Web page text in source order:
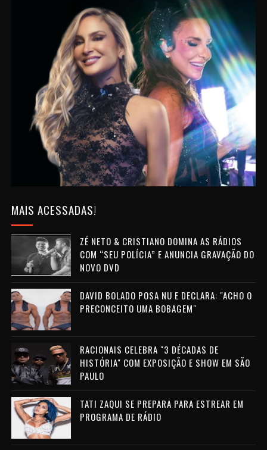
MAIS ACESSADAS!
ZÉ NETO & CRISTIANO DOMINA AS RÁDIOS
COM “SEU POLÍCIA” E ANUNCIA GRAVAÇÃO DO
NOVO DVD
DAVID BOLADO POSA NU E DECLARA: "ACHO O
PRECONCEITO UMA BOBAGEM"
RACIONAIS CELEBRA "3 DÉCADAS DE
HISTÓRIA" COM EXPOSIÇÃO E SHOW EM SÃO
PAULO
TATI ZAQUI SE PREPARA PARA ESTREAR EM
PROGRAMA DE RÁDIO